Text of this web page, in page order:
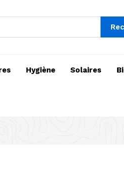
Hygiène Solaires